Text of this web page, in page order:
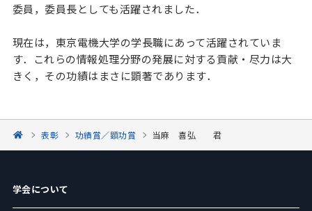
委員，委員長としても活躍されました．
現在は，東京電機大学の学長職にあって活躍されていま
す．これらの情報処理分野の発展に対する貢献・尽力は大
きく，その功績はまさに顕著であります．
表彰 功績賞／顕功賞 当麻 喜弘 君
学会について